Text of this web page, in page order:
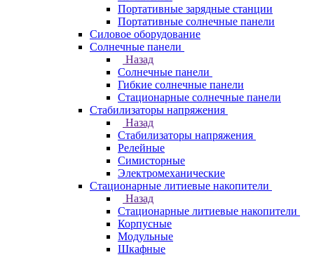
Портативные зарядные станции
Портативные солнечные панели
Силовое оборудование
Солнечные панели
Назад
Солнечные панели
Гибкие солнечные панели
Стационарные солнечные панели
Стабилизаторы напряжения
Назад
Стабилизаторы напряжения
Релейные
Симисторные
Электромеханические
Стационарные литиевые накопители
Назад
Стационарные литиевые накопители
Корпусные
Модульные
Шкафные